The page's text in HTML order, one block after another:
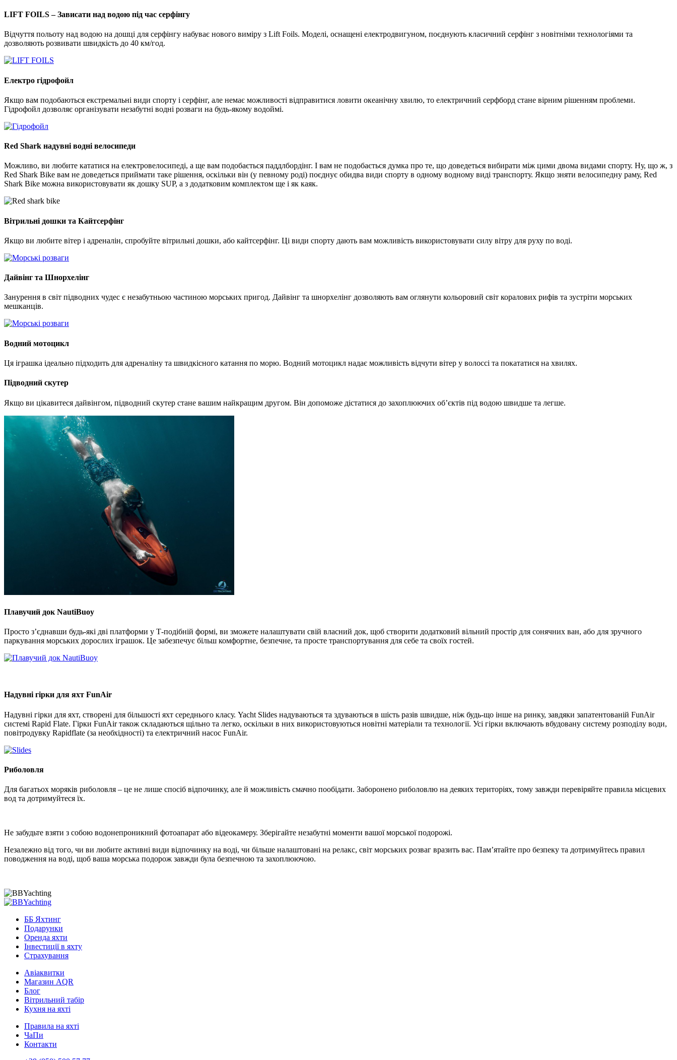
LIFT FOILS – Зависати над водою під час серфінгу
Відчуття польоту над водою на дошці для серфінгу набуває нового виміру з Lift Foils. Моделі, оснащені електродвигуном, поєднують класичний серфінг з новітніми технологіями та
дозволяють розвивати швидкість до 40 км/год.
Електро гідрофойл
Якщо вам подобаються екстремальні види спорту і серфінг, але немає можливості відправитися ловити океанічну хвилю, то електричний серфборд стане вірним рішенням проблеми.
Гідрофойл дозволяє організувати незабутні водні розваги на будь-якому водоймі.
Red Shark надувні водні велосипеди
Можливо, ви любите кататися на електровелосипеді, а ще вам подобається паддлбордінг. І вам не подобається думка про те, що доведеться вибирати між цими двома видами спорту. Ну, що ж, з
Red Shark Bike вам не доведеться приймати таке рішення, оскільки він (у певному роді) поєднує обидва види спорту в одному водному виді транспорту. Якщо зняти велосипедну раму, Red
Shark Bike можна використовувати як дошку SUP, а з додатковим комплектом ще і як каяк.
Вітрильні дошки та Кайтсерфінг
Якщо ви любите вітер і адреналін, спробуйте вітрильні дошки, або кайтсерфінг. Ці види спорту дають вам можливість використовувати силу вітру для руху по воді.
Дайвінг та Шнорхелінг
Занурення в світ підводних чудес є незабутньою частиною морських пригод. Дайвінг та шнорхелінг дозволяють вам оглянути кольоровий світ коралових рифів та зустріти морських
мешканців.
Водний мотоцикл
Ця іграшка ідеально підходить для адреналіну та швидкісного катання по морю. Водний мотоцикл надає можливість відчути вітер у волоссі та покататися на хвилях.
Підводний скутер
Якщо ви цікавитеся дайвінгом, підводний скутер стане вашим найкращим другом. Він допоможе дістатися до захоплюючих об’єктів під водою швидше та легше.
Плавучий док NautiBuoy
Просто з’єднавши будь-які дві платформи у Т-подібній формі, ви зможете налаштувати свій власний док, щоб створити додатковий вільний простір для сонячних ван, або для зручного
паркування морських дорослих іграшок. Це забезпечує більш комфортне, безпечне, та просте транспортування для себе та своїх гостей.
Надувні гірки для яхт FunAir
Надувні гірки для яхт, створені для більшості яхт середнього класу. Yacht Slides надуваються та здуваються в шість разів швидше, ніж будь-що інше на ринку, завдяки запатентованій FunAir
системі Rapid Flate. Гірки FunAir також складаються щільно та легко, оскільки в них використовуються новітні матеріали та технології. Усі гірки включають вбудовану систему розподілу води,
повітродувку Rapidflate (за необхідності) та електричний насос FunAir.
Риболовля
Для багатьох моряків риболовля – це не лише спосіб відпочинку, але й можливість смачно пообідати. Заборонено риболовлю на деяких територіях, тому завжди перевіряйте правила місцевих
вод та дотримуйтеся їх.
Не забудьте взяти з собою водонепроникний фотоапарат або відеокамеру. Зберігайте незабутні моменти вашої морської подорожі.
Незалежно від того, чи ви любите активні види відпочинку на воді, чи більше налаштовані на релакс, світ морських розваг вразить вас. Пам’ятайте про безпеку та дотримуйтесь правил
поводження на воді, щоб ваша морська подорож завжди була безпечною та захоплюючою.
ББ Яхтинг
Подарунки
Оренда яхти
Інвестиції в яхту
Страхування
Авіаквитки
Магазин AQR
Блог
Вітрильний табір
Кухня на яхті
Правила на яхті
ЧаПи
Контакти